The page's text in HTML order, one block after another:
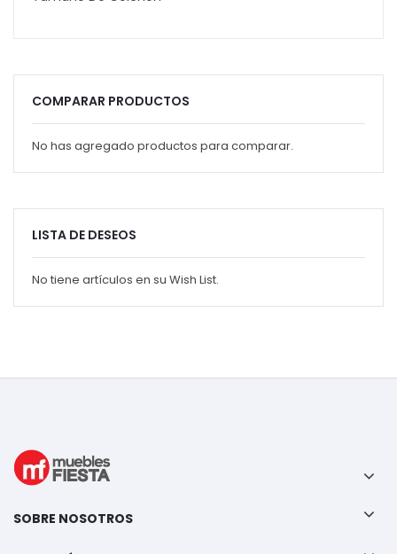
COMPARAR PRODUCTOS
No has agregado productos para comparar.
LISTA DE DESEOS
No tiene artículos en su Wish List.
SOBRE NOSOTROS